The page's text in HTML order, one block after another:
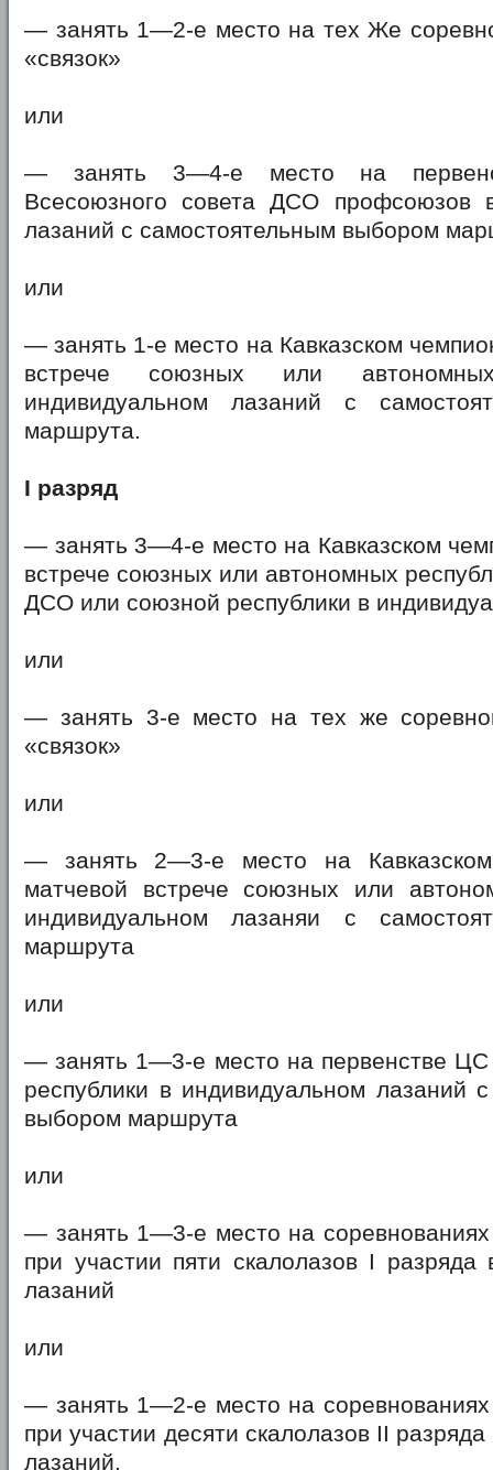
— занять 1—2-е место на тех Же
«связок»
или
— занять 3—4-е место на
Всесоюзного совета ДСО профсоюзов
лазаний с самостоятельным выбором
или
— занять 1-е место на Кавказском
встрече союзных или
индивидуальном лазаний с
маршрута.
I разряд
— занять 3—4-е место на Кавказском
встрече союзных или автономных
ДСО или союзной республики в
или
— занять 3-е место на тех же
«связок»
или
— занять 2—3-е место на
матчевой встрече союзных или
индивидуальном лазаняи с
маршрута
или
— занять 1—3-е место на первенстве
республики в индивидуальном лазаний
выбором маршрута
или
— занять 1—3-е место на
при участии пяти скалолазов I разряда
лазаний
или
— занять 1—2-е место на
при участии десяти скалолазов II
лазаний.